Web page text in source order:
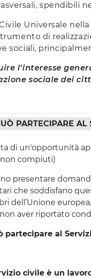
spendibili
Universale
di
sociali,
l'interesse
sociale dei
PARTECIPARE AL
di un'opportunità
compiuti)
presentare
che soddisfano
dell’Unione
aver riportato
partecipare al
civile è un